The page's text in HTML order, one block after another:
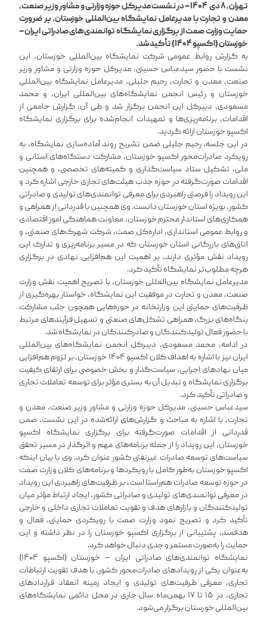
تهران، ۸ دی ۱۴۰۴ – در نشست مدیرکل حوزه وزارتی و مشاور وزیر صنعت،
معدن و تجارت با مدیرعامل نمایشگاه بین‌المللی خوزستان، بر ضرورت
حمایت وزارت صمت از برگزاری نمایشگاه توانمندی‌های صادراتی ایران –
خوزستان (اکسپو ۱۴۰۴) تأکید شد.
به گزارش روابط عمومی شرکت نمایشگاه بین‌المللی خوزستان، این
نشست با حضور سیدعباس حسینی، مدیرکل حوزه وزارتی و مشاور وزیر
صنعت، معدن و تجارت، رحیم جلیلی، مدیرعامل نمایشگاه بین‌المللی
خوزستان و رئیس انجمن نمایشگاه‌های بین‌المللی ایران، و محمد
مسعودی، دبیرکل این انجمن برگزار شد و طی آن، گزارش جامعی از
اقدامات، برنامه‌ریزی‌ها و تمهیدات انجام‌شده برای برگزاری نمایشگاه
اکسپو خوزستان ارائه گردید.
در این جلسه، رحیم جلیلی ضمن تشریح روند آماده‌سازی نمایشگاه، به
رویکرد صادرات‌محور اکسپو خوزستان، مشارکت دستگاه‌های استانی و
ملی، تشکیل ستاد سیاست‌گذاری و کمیته‌های تخصصی، و همچنین
اقدامات صورت‌گرفته در حوزه جذب هیئت‌های تجاری خارجی اشاره کرد و
این رویداد را فرصتی راهبردی برای معرفی توانمندی‌های تولیدی و صادراتی
کشور، بویژه استان خوزستان دانست. وی همچنین با قدردانی از همراهی و
همکاری‌های استاندار محترم خوزستان، معاونت هماهنگی امور اقتصادی
و روابط عمومی استانداری، اداره‌کل صمت، شرکت شهرک‌های صنعتی، و
اتاق‌های بازرگانی استان خوزستان که در مسیر برنامه‌ریزی و تدارک این
رویداد نقش مؤثری دارند، بر اهمیت این هم‌افزایی نهادی در برگزاری
هرچه مطلوب‌تر نمایشگاه تأکید کرد.
مدیرعامل نمایشگاه بین‌المللی خوزستان، با تصریح اهمیت نقش وزارت
صنعت، معدن و تجارت در موفقیت این نمایشگاه، خواستار بهره‌گیری از
ظرفیت‌های حمایتی این وزارتخانه در حوزه‌هایی همچون جلب مشارکت
بنگاه‌های بزرگ، همراهی تشکل‌های صنعتی و تسهیل فرآیندهای مرتبط
با حضور فعال تولیدکنندگان و صادرکنندگان در نمایشگاه شد.
در ادامه، محمد مسعودی، دبیرکل انجمن نمایشگاه‌های بین‌المللی
ایران نیز با اشاره به اهداف کلان اکسپو ۱۴۰۴ خوزستان، بر لزوم هم‌افزایی
میان نهادهای اجرایی، سیاست‌گذار و بخش خصوصی برای ارتقای کیفیت
برگزاری نمایشگاه و تبدیل آن به بستری مؤثر برای توسعه تعاملات تجاری
و صادراتی تأکید کرد.
سیدعباس حسینی، مدیرکل حوزه وزارتی و مشاور وزیر صنعت، معدن و
تجارت، با اشاره به مباحث و گزارش‌های ارائه‌شده در این نشست، ضمن
قدردانی از اقدامات صورت‌گرفته برای برگزاری نمایشگاه اکسپو
خوزستان، این رویداد را از جمله برنامه‌های مهم و اثرگذار در مسیر تحقق
سیاست‌های توسعه صادرات غیرنفتی کشور عنوان کرد. وی با بیان اینکه
اکسپو خوزستان به‌طور کامل با رویکردها و برنامه‌های کلان وزارت صمت
در حوزه توسعه صادرات هم‌راستا است، بر ظرفیت‌های راهبردی این رویداد
در معرفی توانمندی‌های تولیدی و صادراتی کشور، ایجاد ارتباط مؤثر میان
تولیدکنندگان و بازارهای هدف و تقویت تعاملات تجاری داخلی و خارجی
تأکید کرد و تصریح نمود وزارت صمت با رویکردی حمایتی، فعال و
هدفمند، پشتیبانی از برگزاری اکسپو خوزستان را در نظر داشته و این
حمایت را به‌صورت مستمر و جدی دنبال خواهد کرد.
نمایشگاه توانمندی‌های صادراتی ایران – خوزستان (اکسپو ۱۴۰۴)
به‌عنوان یکی از رویدادهای صادرات‌محور کشور، با هدف تقویت ارتباطات
تجاری، معرفی ظرفیت‌های تولیدی و ایجاد زمینه انعقاد قراردادهای
تجاری، در ۱۵ تا ۱۷ بهمن‌ماه سال جاری در محل دائمی نمایشگاه‌های
بین‌المللی خوزستان برگزار می‌شود.